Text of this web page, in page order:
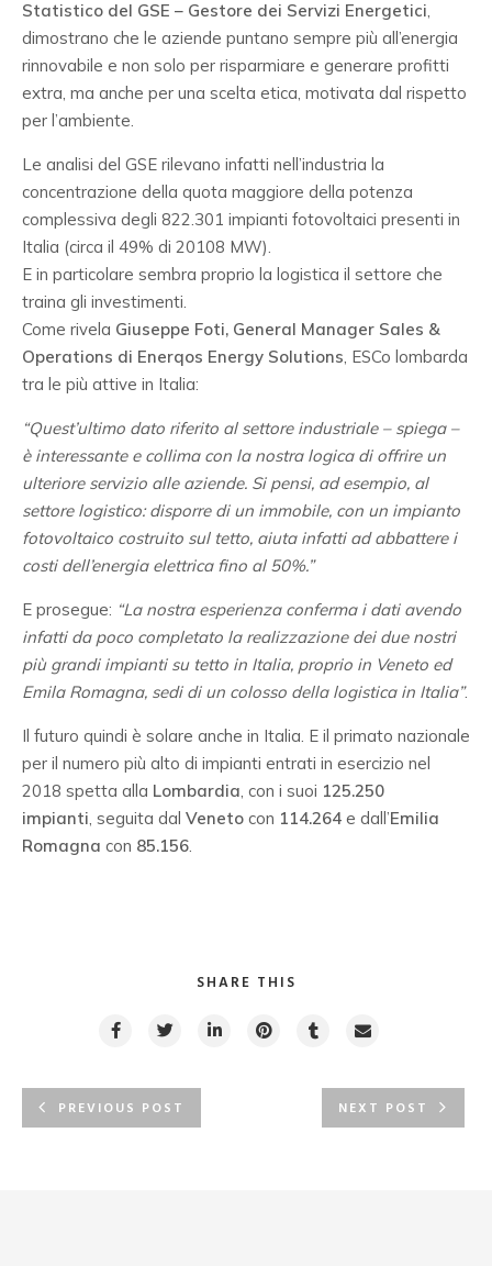
Statistico del GSE – Gestore dei Servizi Energetici,
dimostrano che le aziende puntano sempre più all’energia
rinnovabile e non solo per risparmiare e generare profitti
extra, ma anche per una scelta etica, motivata dal rispetto
per l’ambiente.
Le analisi del GSE rilevano infatti nell’industria la
concentrazione della quota maggiore della potenza
complessiva degli 822.301 impianti fotovoltaici presenti in
Italia (circa il 49% di 20108 MW).
E in particolare sembra proprio la logistica il settore che
traina gli investimenti.
Come rivela Giuseppe Foti, General Manager Sales &
Operations di Enerqos Energy Solutions, ESCo lombarda
tra le più attive in Italia:
“Quest’ultimo dato riferito al settore industriale – spiega –
è interessante e collima con la nostra logica di offrire un
ulteriore servizio alle aziende. Si pensi, ad esempio, al
settore logistico: disporre di un immobile, con un impianto
fotovoltaico costruito sul tetto, aiuta infatti ad abbattere i
costi dell’energia elettrica fino al 50%.”
E prosegue: “La nostra esperienza conferma i dati avendo
infatti da poco completato la realizzazione dei due nostri
più grandi impianti su tetto in Italia, proprio in Veneto ed
Emila Romagna, sedi di un colosso della logistica in Italia”.
Il futuro quindi è solare anche in Italia. E il primato nazionale
per il numero più alto di impianti entrati in esercizio nel
2018 spetta alla Lombardia, con i suoi 125.250
impianti, seguita dal Veneto con 114.264 e dall’Emilia
Romagna con 85.156.
SHARE THIS
PREVIOUS POST NEXT POST